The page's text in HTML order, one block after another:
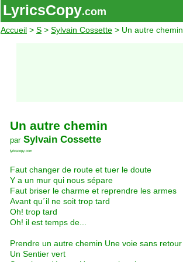
LyricsCopy.com
Accueil > S > Sylvain Cossette > Un autre chemin
Un autre chemin
par Sylvain Cossette
lyricscopy.com
Faut changer de route et tuer le doute
Y a un mur qui nous sépare
Faut briser le charme et reprendre les armes
Avant qu´il ne soit trop tard
Oh! trop tard
Oh! il est temps de...
Prendre un autre chemin Une voie sans retour
Un Sentier vert